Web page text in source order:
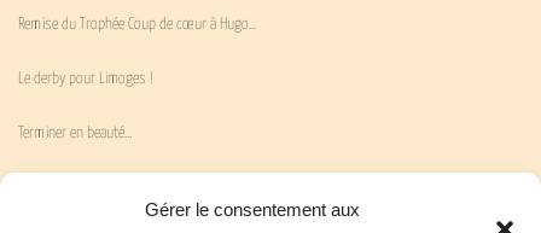
Gérer le consentement aux
Remise du Trophée Coup de cœur à Hugo…
Le derby pour Limoges !
Terminer en beauté…